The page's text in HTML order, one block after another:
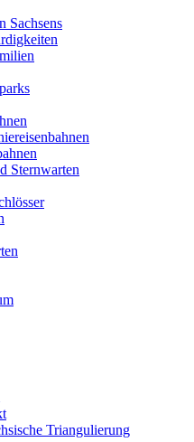
Sachsens
Sternwarten
Triangulierung